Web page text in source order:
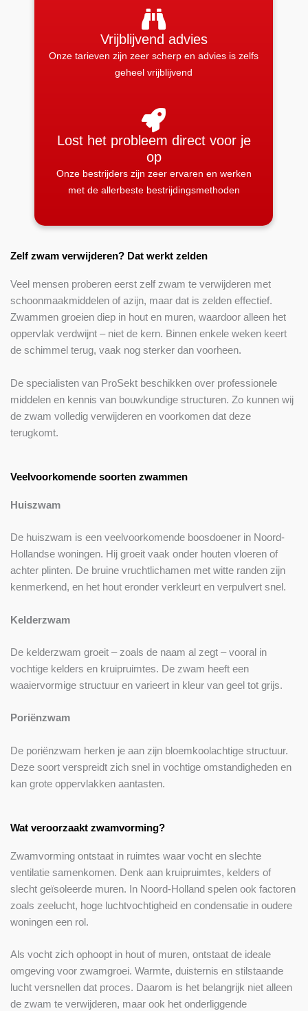
Vrijblijvend advies
Onze tarieven zijn zeer scherp en advies is zelfs
geheel vrijblijvend
Lost het probleem direct voor je
op
Onze bestrijders zijn zeer ervaren en werken
met de allerbeste bestrijdingsmethoden
Zelf zwam verwijderen? Dat werkt zelden
Veel mensen proberen eerst zelf zwam te verwijderen met
schoonmaakmiddelen of azijn, maar dat is zelden effectief.
Zwammen groeien diep in hout en muren, waardoor alleen het
oppervlak verdwijnt – niet de kern. Binnen enkele weken keert
de schimmel terug, vaak nog sterker dan voorheen.
De specialisten van ProSekt beschikken over professionele
middelen en kennis van bouwkundige structuren. Zo kunnen wij
de zwam volledig verwijderen en voorkomen dat deze
terugkomt.
Veelvoorkomende soorten zwammen
Huiszwam
De huiszwam is een veelvoorkomende boosdoener in Noord-
Hollandse woningen. Hij groeit vaak onder houten vloeren of
achter plinten. De bruine vruchtlichamen met witte randen zijn
kenmerkend, en het hout eronder verkleurt en verpulvert snel.
Kelderzwam
De kelderzwam groeit – zoals de naam al zegt – vooral in
vochtige kelders en kruipruimtes. De zwam heeft een
waaiervormige structuur en varieert in kleur van geel tot grijs.
Poriënzwam
De poriënzwam herken je aan zijn bloemkoolachtige structuur.
Deze soort verspreidt zich snel in vochtige omstandigheden en
kan grote oppervlakken aantasten.
Wat veroorzaakt zwamvorming?
Zwamvorming ontstaat in ruimtes waar vocht en slechte
ventilatie samenkomen. Denk aan kruipruimtes, kelders of
slecht geïsoleerde muren. In Noord-Holland spelen ook factoren
zoals zeelucht, hoge luchtvochtigheid en condensatie in oudere
woningen een rol.
Als vocht zich ophoopt in hout of muren, ontstaat de ideale
omgeving voor zwamgroei. Warmte, duisternis en stilstaande
lucht versnellen dat proces. Daarom is het belangrijk niet alleen
de zwam te verwijderen, maar ook het onderliggende